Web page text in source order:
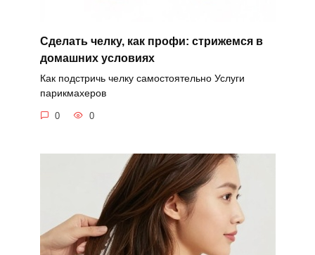
Сделать челку, как профи: стрижемся в
домашних условиях
Как подстричь челку самостоятельно Услуги
парикмахеров
0 0